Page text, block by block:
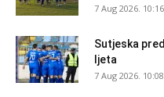
7 Aug 2026. 10:16
Sutjeska
ljeta
7 Aug 2026. 10:08